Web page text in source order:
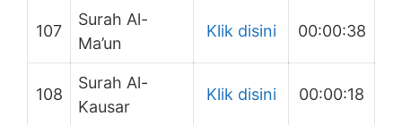
107
Surah Al-
Ma’un
Klik disini 00:00:38
108
Surah Al-
Kausar
Klik disini 00:00:18